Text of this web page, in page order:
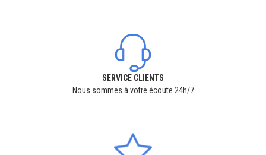
SERVICE CLIENTS
Nous sommes à votre écoute 24h/7